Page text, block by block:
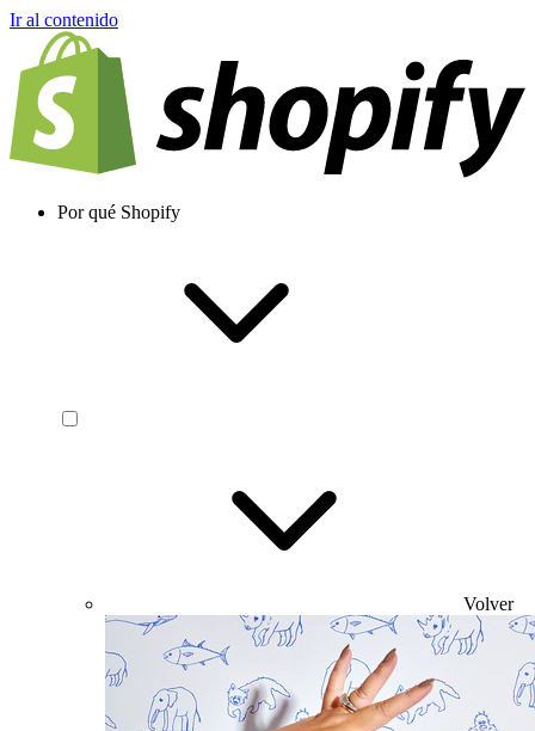
Ir al contenido
Por qué Shopify
Volver